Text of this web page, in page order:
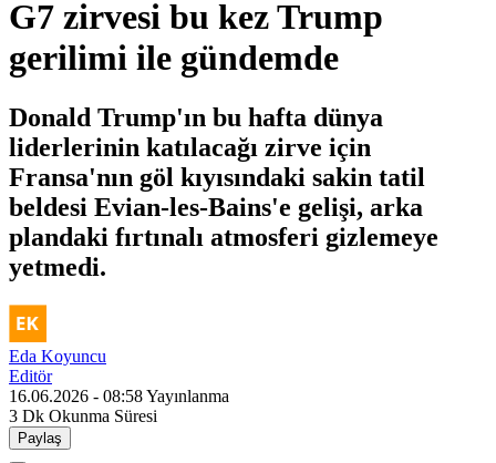
G7 zirvesi bu kez Trump
gerilimi ile gündemde
Donald Trump'ın bu hafta dünya
liderlerinin katılacağı zirve için
Fransa'nın göl kıyısındaki sakin tatil
beldesi Evian-les-Bains'e gelişi, arka
plandaki fırtınalı atmosferi gizlemeye
yetmedi.
Eda Koyuncu
Editör
16.06.2026 - 08:58Yayınlanma
3 Dk Okunma Süresi
Paylaş